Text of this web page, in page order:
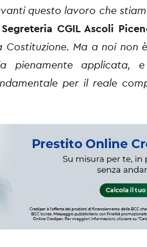
questo lavoro che
CGIL Ascoli
Ma a noi non
pienamente applicata,
per il reale